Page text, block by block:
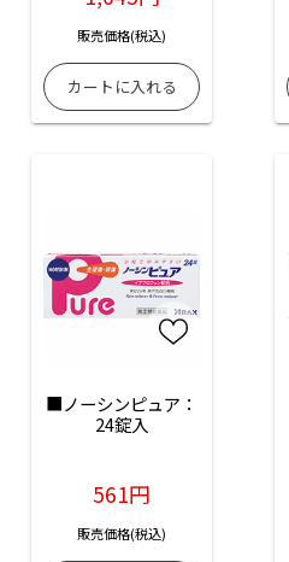
販売価格(税込)
■ノーシンピュア：
24錠入
561円
販売価格(税込)